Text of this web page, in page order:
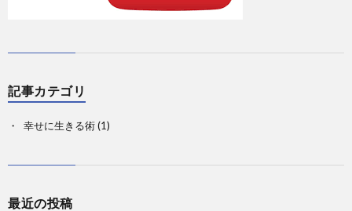
記事カテゴリ
幸せに生きる術(1)
最近の投稿